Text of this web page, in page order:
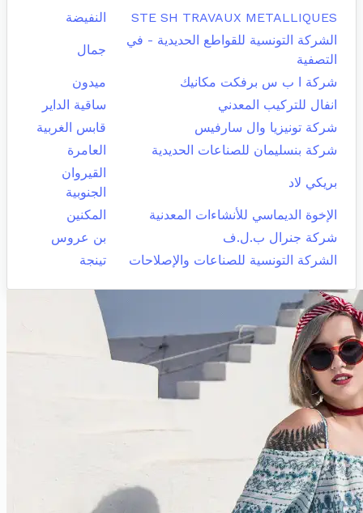
STE SH TRAVAUX METALLIQUES
النفيضة
الشركة التونسية للقواطع الحديدية - في
التصفية
جمال
شركة ا ب س برفكت مكانيك
ميدون
انفال للتركيب المعدني
ساقية الداير
شركة تونيزيا وال سارفيس
قابس الغربية
شركة بنسليمان للصناعات الحديدية
العامرة
بريكي لاد
القيروان
الجنوبية
الإخوة الديماسي للأنشاءات المعدنية
المكنين
شركة جنرال ب.ل.ف
بن عروس
الشركة التونسية للصناعات والإصلاحات
تينجة